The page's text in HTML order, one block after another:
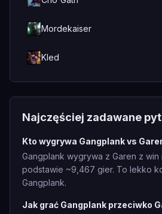
Mordekaiser
Kled
Najczęściej zadawane
Kto wygrywa Gangplank vs
Gangplank wygrywa z Garen z win
podstawie ~9,467 gier. To lekko
Gangplank.
Jak grać Gangplank przeciwko